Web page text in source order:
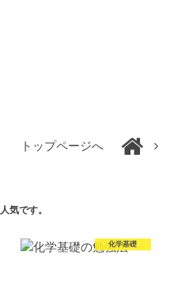
トップページへ
気です。
化学基礎